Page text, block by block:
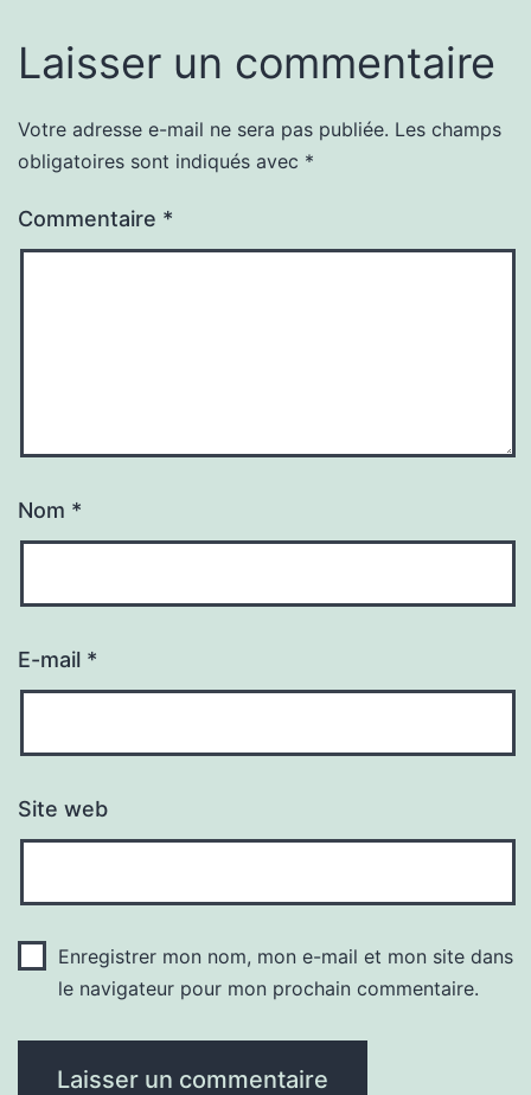
Laisser un commentaire
Votre adresse e-mail ne sera pas publiée. Les champs
obligatoires sont indiqués avec *
Commentaire *
Nom *
E-mail *
Site web
Enregistrer mon nom, mon e-mail et mon site dans
le navigateur pour mon prochain commentaire.